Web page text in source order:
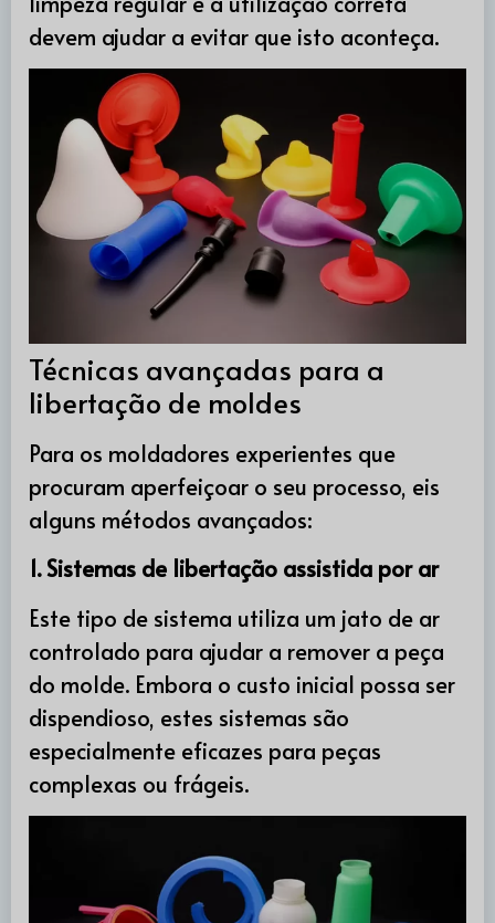
devem ajudar a evitar que isto aconteça.
Técnicas avançadas para a
libertação de moldes
Para os moldadores experientes que
procuram aperfeiçoar o seu processo, eis
alguns métodos avançados:
1. Sistemas de libertação assistida por ar
Este tipo de sistema utiliza um jato de ar
controlado para ajudar a remover a peça
do molde. Embora o custo inicial possa ser
dispendioso, estes sistemas são
especialmente eficazes para peças
complexas ou frágeis.